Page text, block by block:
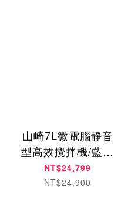
山崎7L微電腦靜音
型高效攪拌機/藍｜
SK-Q7DC
NT$24,799
NT$24,900